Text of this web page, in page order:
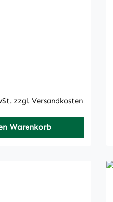
zzgl. Versandkosten
Warenkorb